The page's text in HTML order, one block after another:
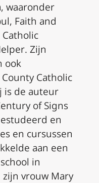
waaronder
Faith and
Catholic
. Zijn
ook
Catholic
is de auteur
of Signs
en
en cursussen
aan een
in
zijn vrouw Mary